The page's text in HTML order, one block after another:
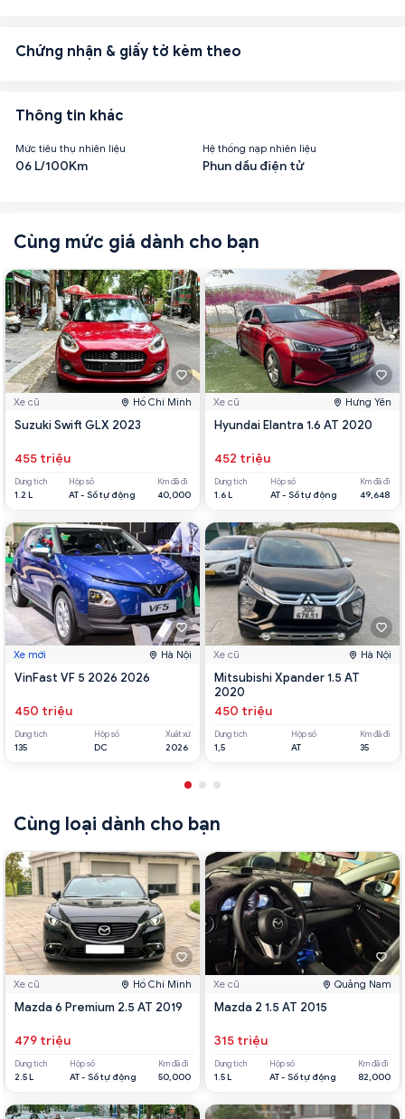
Chứng nhận & giấy tờ kèm theo
Thông tin khác
Mức tiêu thụ nhiên liệu
06 L/100Km
Hệ thống nạp nhiên liệu
Phun dầu điện tử
Cùng mức giá dành cho bạn
Xe cũ Hồ Chí Minh
Suzuki Swift GLX 2023
455 triệu
Dung tích
1.2 L
Hộp số
AT - Số tự động
Km đã đi
40,000
Xe mới Hà Nội
VinFast VF 5 2026 2026
450 triệu
Dung tích
135
Hộp số
DC
Xuất xứ
2026
Xe cũ Hưng Yên
Hyundai Elantra 1.6 AT 2020
452 triệu
Dung tích
1.6 L
Hộp số
AT - Số tự động
Km đã đi
49,648
Xe cũ Hà Nội
Mitsubishi Xpander 1.5 AT
2020
450 triệu
Dung tích
1,5
Hộp số
AT
Km đã đi
35
Cùng loại dành cho bạn
Xe cũ Hồ Chí Minh
Mazda 6 Premium 2.5 AT 2019
479 triệu
Dung tích
2.5 L
Hộp số
AT - Số tự động
Km đã đi
50,000
Xe cũ Quảng Nam
Mazda 2 1.5 AT 2015
315 triệu
Dung tích
1.5 L
Hộp số
AT - Số tự động
Km đã đi
82,000